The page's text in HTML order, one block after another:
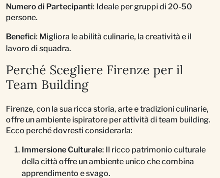
Numero di Partecipanti: Ideale per gruppi di 20-50
persone.
Benefici: Migliora le abilità culinarie, la creatività e il
lavoro di squadra.
Perché Scegliere Firenze per il
Team Building
Firenze, con la sua ricca storia, arte e tradizioni culinarie,
offre un ambiente ispiratore per attività di team building.
Ecco perché dovresti considerarla:
Immersione Culturale: Il ricco patrimonio culturale
della città offre un ambiente unico che combina
apprendimento e svago.